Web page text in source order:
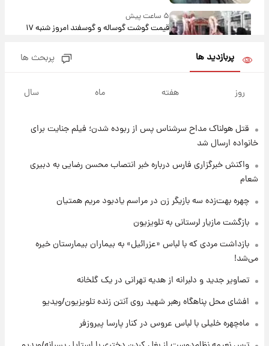
۵ ساعت پیش
قیمت گوشت گوساله و گوسفند امروز شنبه ۱۷
شوید+ فیلم
۶ ساعت پیش
قیمت محصولات ایران‌خودرو و سایپا امروز شنبه
۱۷ مرداد ۱۴۰۵
یک پیش ‌بینی مهم برای قیمت دلار، طلا و سکه
۲۱ ساعت پیش
بازیکن به درد نخور استقلال با مقصد اروپا این
تیم را ترک کرد!
پربازدید ها پربحث ها
روز هفته ماه سال
قتل هولناک مداح سرشناس پس از ربوده شدن؛ فیلم جنایت برای
خانواده ارسال شد
واکنش خبرگزاری فارس درباره خبر انتصاب محسن رضایی به دبیری
شعام
چهره بهت‌زده سه بازیگر زن در مراسم یادبود مریم همتیان
بازگشت مازیار لرستانی به تلویزیون
بازداشت مردی که با لباس «عزرائیل» به بیماران بیمارستان خیره
می‌شد!
تصاویر جدید و دلبرانه از هدیه تهرانی در یک گلخانه
افشای محل پناهگاه‌ رهبر شهید روی آنتن زنده تلویزیون/ویدیو
ماه‌چهره خلیلی با لباس عروس در کنار پارسا پیروزفر